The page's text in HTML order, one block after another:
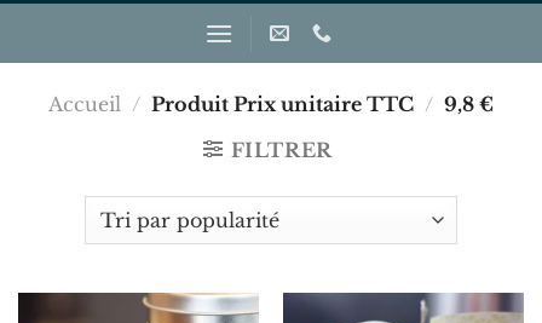
Accueil / Produit Prix unitaire TTC / 9,8 €
FILTRER